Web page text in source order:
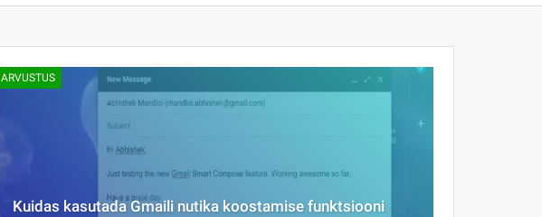
ARVUSTUS
Kuidas kasutada Gmaili nutika koostamise funktsiooni